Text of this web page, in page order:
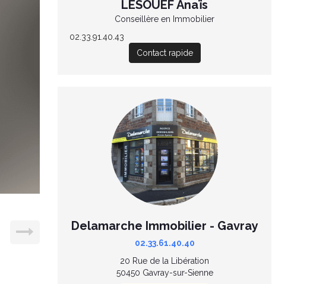
LESOUEF Anaïs
Conseillère en Immobilier
02.33.91.40.43
Contact rapide
Delamarche Immobilier - Gavray
02.33.61.40.40
20 Rue de la Libération
50450 Gavray-sur-Sienne